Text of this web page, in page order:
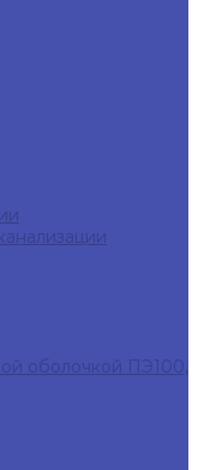
оболочкой ПЭ100,